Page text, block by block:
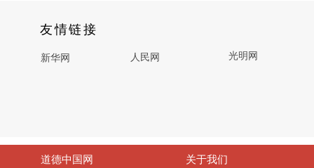
人民网 光明网
友情链接
新华网
道德中国网 关于我们